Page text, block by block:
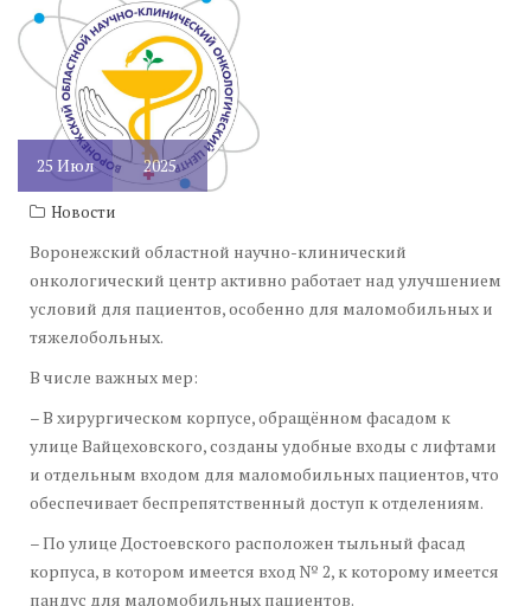
25 Июл 2025
Новости
Воронежский областной научно-клинический
онкологический центр активно работает над улучшением
условий для пациентов, особенно для маломобильных и
тяжелобольных.
В числе важных мер:
– В хирургическом корпусе, обращённом фасадом к
улице Вайцеховского, созданы удобные входы с лифтами
и отдельным входом для маломобильных пациентов, что
обеспечивает беспрепятственный доступ к отделениям.
– По улице Достоевского расположен тыльный фасад
корпуса, в котором имеется вход № 2, к которому имеется
пандус для маломобильных пациентов.